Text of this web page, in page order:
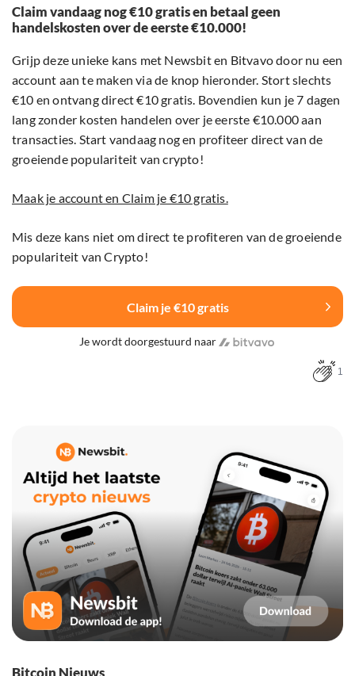
Claim vandaag nog €10 gratis en betaal geen
handelskosten over de eerste €10.000!
Grijp deze unieke kans met Newsbit en Bitvavo door nu een
account aan te maken via de knop hieronder. Stort slechts
€10 en ontvang direct €10 gratis. Bovendien kun je 7 dagen
lang zonder kosten handelen over je eerste €10.000 aan
transacties. Start vandaag nog en profiteer direct van de
groeiende populariteit van crypto!
Maak je account en Claim je €10 gratis.
Mis deze kans niet om direct te profiteren van de groeiende
populariteit van Crypto!
Claim je €10 gratis
Je wordt doorgestuurd naar
1
Bitcoin Nieuws